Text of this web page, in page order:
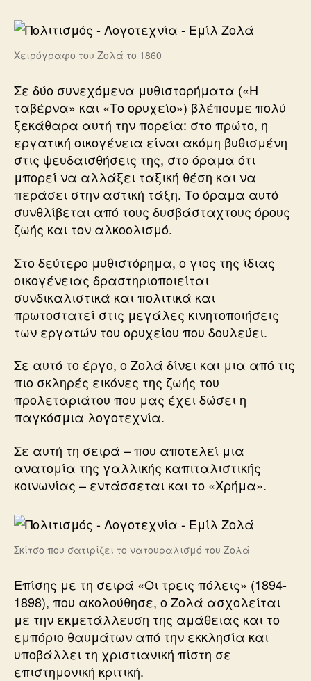
Χειρόγραφο του Ζολά το 1860
Σε δύο συνεχόμενα μυθιστορήματα («Η
ταβέρνα» και «Το ορυχείο») βλέπουμε πολύ
ξεκάθαρα αυτή την πορεία: στο πρώτο, η
εργατική οικογένεια είναι ακόμη βυθισμένη
στις ψευδαισθήσεις της, στο όραμα ότι
μπορεί να αλλάξει ταξική θέση και να
περάσει στην αστική τάξη. Το όραμα αυτό
συνθλίβεται από τους δυσβάσταχτους όρους
ζωής και τον αλκοολισμό.
Στο δεύτερο μυθιστόρημα, ο γιος της ίδιας
οικογένειας δραστηριοποιείται
συνδικαλιστικά και πολιτικά και
πρωτοστατεί στις μεγάλες κινητοποιήσεις
των εργατών του ορυχείου που δουλεύει.
Σε αυτό το έργο, ο Ζολά δίνει και μια από τις
πιο σκληρές εικόνες της ζωής του
προλεταριάτου που μας έχει δώσει η
παγκόσμια λογοτεχνία.
Σε αυτή τη σειρά – που αποτελεί μια
ανατομία της γαλλικής καπιταλιστικής
κοινωνίας – εντάσσεται και το «Χρήμα».
Σκίτσο που σατιρίζει το νατουραλισμό του Ζολά
Επίσης με τη σειρά «Οι τρεις πόλεις» (1894-
1898), που ακολούθησε, ο Ζολά ασχολείται
με την εκμετάλλευση της αμάθειας και το
εμπόριο θαυμάτων από την εκκλησία και
υποβάλλει τη χριστιανική πίστη σε
επιστημονική κριτική.